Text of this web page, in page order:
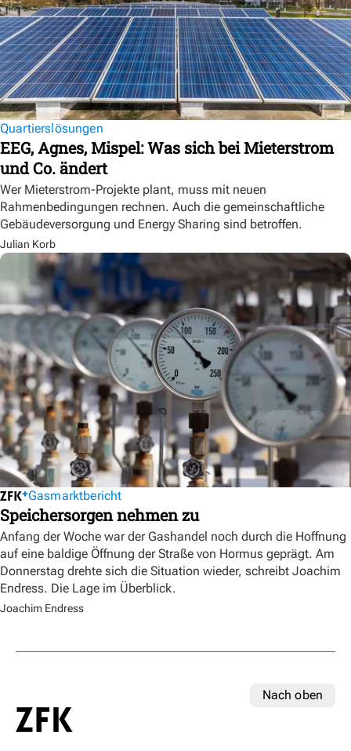
Quartierslösungen
EEG, Agnes, Mispel: Was sich bei Mieterstrom
und Co. ändert
Wer Mieterstrom-Projekte plant, muss mit neuen
Rahmenbedingungen rechnen. Auch die gemeinschaftliche
Gebäudeversorgung und Energy Sharing sind betroffen.
Julian Korb
Gasmarktbericht
Speichersorgen nehmen zu
Anfang der Woche war der Gashandel noch durch die Hoffnung
auf eine baldige Öffnung der Straße von Hormus geprägt. Am
Donnerstag drehte sich die Situation wieder, schreibt Joachim
Endress. Die Lage im Überblick.
Joachim Endress
Nach oben